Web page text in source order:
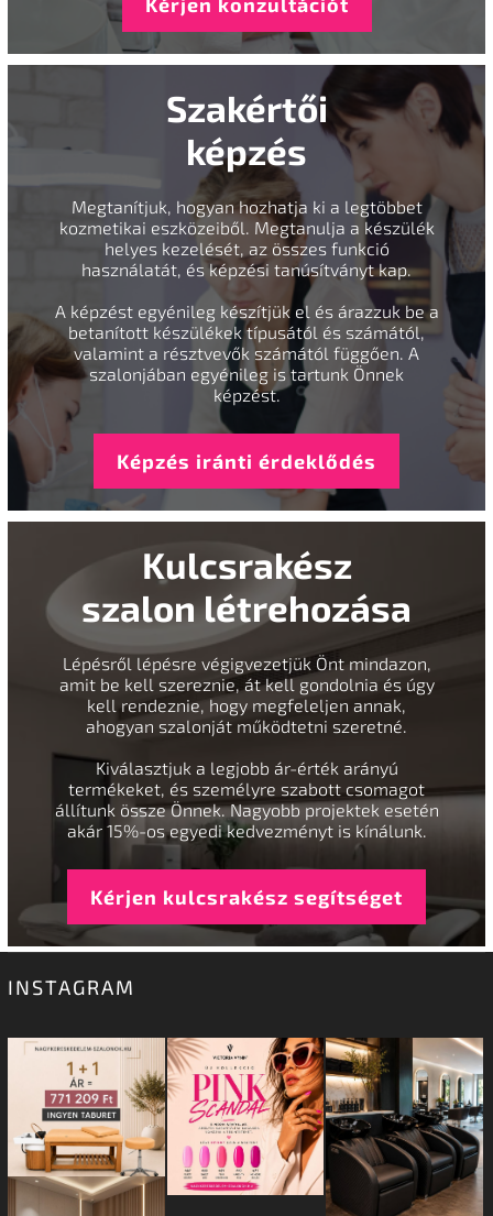
Szakértői
képzés
Megtanítjuk, hogyan hozhatja ki a legtöbbet
kozmetikai eszközeiből. Megtanulja a készülék
helyes kezelését, az összes funkció
használatát, és képzési tanúsítványt kap.
A képzést egyénileg készítjük el és árazzuk be a
betanított készülékek típusától és számától,
valamint a résztvevők számától függően. A
szalonjában egyénileg is tartunk Önnek
képzést.
Képzés iránti érdeklődés
Kulcsrakész
szalon létrehozása
Lépésről lépésre végigvezetjük Önt mindazon,
amit be kell szereznie, át kell gondolnia és úgy
kell rendeznie, hogy megfeleljen annak,
ahogyan szalonját működtetni szeretné.
Kiválasztjuk a legjobb ár-érték arányú
termékeket, és személyre szabott csomagot
állítunk össze Önnek. Nagyobb projektek esetén
akár 15%-os egyedi kedvezményt is kínálunk.
Kérjen kulcsrakész segítséget
INSTAGRAM